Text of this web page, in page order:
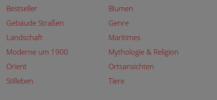
Bestseller
Blumen
Gebäude Straßen
Genre
Landschaft
Maritimes
Moderne um 1900
Mythologie & Religion
Orient
Ortsansichten
Stilleben
Tiere